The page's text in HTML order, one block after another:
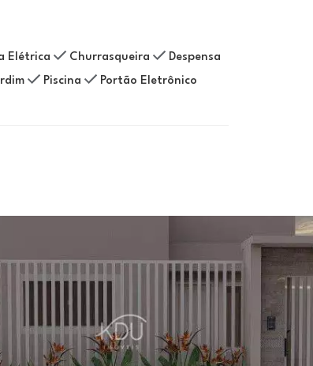
Elétrica Churrasqueira
Despensa
Piscina
Portão Eletrônico